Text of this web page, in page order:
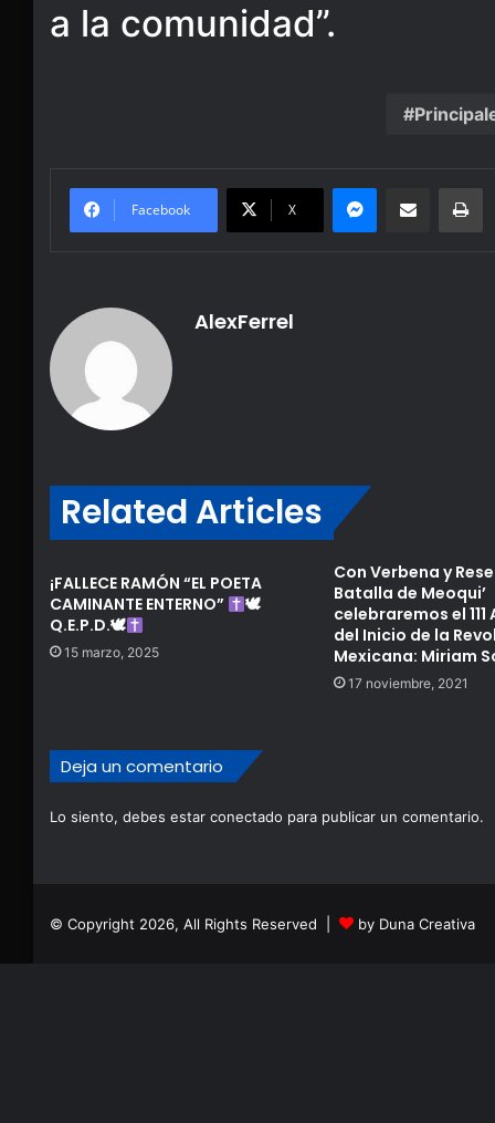
a la comunidad”.
Facebook X
Messenger
Share via Email
AlexFerrel
Related Articles
¡FALLECE RAMÓN “EL POETA
CAMINANTE ENTERNO”
🕊
Q.E.P.D.🕊
15 marzo, 2025
Con Verbena y
Batalla de Meoqui’
celebraremos el
del Inicio de la
Mexicana: Miriam
17 noviembre, 2021
Deja un comentario
Lo siento, debes estar conectado para publicar un comentario.
© Copyright 2026, All Rights Reserved | by Duna Creativa